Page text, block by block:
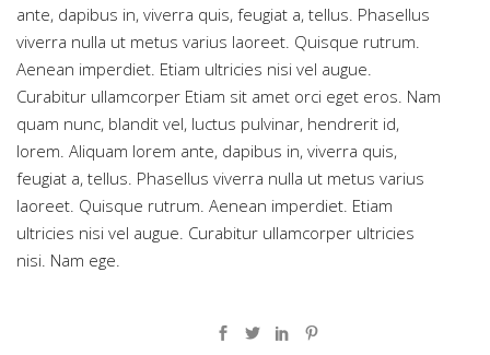
ante, dapibus in, viverra quis, feugiat a, tellus. Phasellus
viverra nulla ut metus varius laoreet. Quisque rutrum.
Aenean imperdiet. Etiam ultricies nisi vel augue.
Curabitur ullamcorper Etiam sit amet orci eget eros. Nam
quam nunc, blandit vel, luctus pulvinar, hendrerit id,
lorem. Aliquam lorem ante, dapibus in, viverra quis,
feugiat a, tellus. Phasellus viverra nulla ut metus varius
laoreet. Quisque rutrum. Aenean imperdiet. Etiam
ultricies nisi vel augue. Curabitur ullamcorper ultricies
nisi. Nam ege.